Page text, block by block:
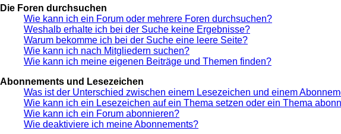
Die Foren durchsuchen
Wie kann ich ein Forum oder mehrere Foren durchsuchen?
Weshalb erhalte ich bei der Suche keine Ergebnisse?
Warum bekomme ich bei der Suche eine leere Seite?
Wie kann ich nach Mitgliedern suchen?
Wie kann ich meine eigenen Beiträge und Themen finden?
Abonnements und Lesezeichen
Was ist der Unterschied zwischen einem Lesezeichen und einem
Wie kann ich ein Lesezeichen auf ein Thema setzen oder ein Thema
Wie kann ich ein Forum abonnieren?
Wie deaktiviere ich meine Abonnements?